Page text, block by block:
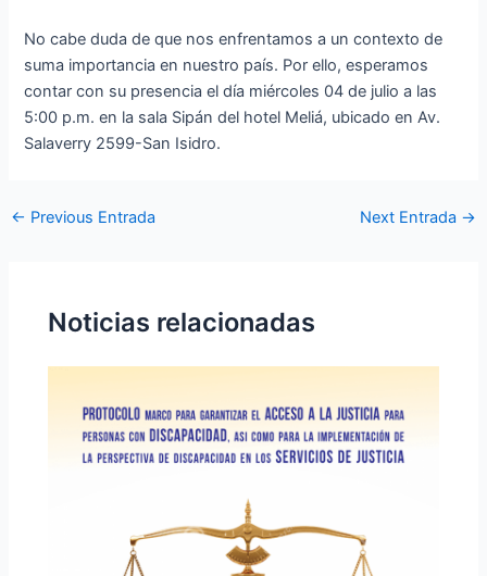
No cabe duda de que nos enfrentamos a un contexto de
suma importancia en nuestro país. Por ello, esperamos
contar con su presencia el día miércoles 04 de julio a las
5:00 p.m. en la sala Sipán del hotel Meliá, ubicado en Av.
Salaverry 2599-San Isidro.
← Previous Entrada Next Entrada →
Noticias relacionadas